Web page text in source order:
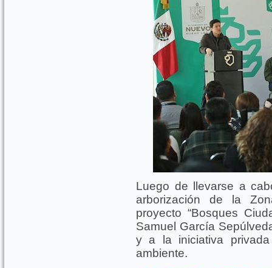
Luego de llevarse a
arborización de la
proyecto “Bosques
Samuel García
y a la iniciativa
ambiente.